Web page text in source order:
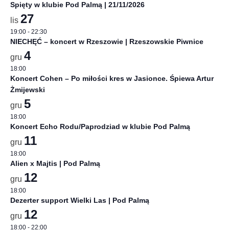
Spięty w klubie Pod Palmą | 21/11/2026
lis 27
19:00 - 22:30
NIECHĘĆ – koncert w Rzeszowie | Rzeszowskie Piwnice
gru 4
18:00
Koncert Cohen – Po miłości kres w Jasionce. Śpiewa Artur
Żmijewski
gru 5
18:00
Koncert Echo Rodu/Paprodziad w klubie Pod Palmą
gru 11
18:00
Alien x Majtis | Pod Palmą
gru 12
18:00
Dezerter support Wielki Las | Pod Palmą
gru 12
18:00 - 22:00